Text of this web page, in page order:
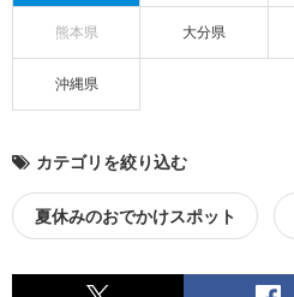
熊本県 大分県
沖縄県
カテゴリを絞り込む
夏休みのおでかけスポット